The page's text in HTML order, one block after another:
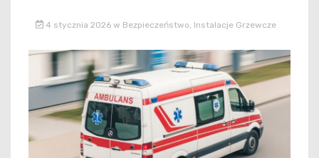
4 stycznia 2026 w Bezpieczeństwo Instalacje Grzewcze